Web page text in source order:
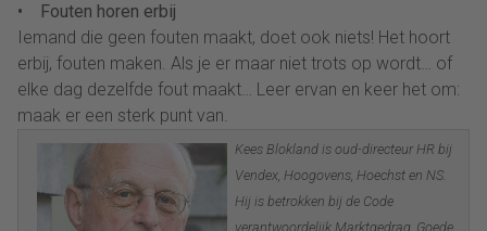
• Fouten horen erbij
Iemand die geen fouten maakt, doet ook niets! Het hoort
erbij, fouten maken. Als je er maar niet trots op wordt… of
elke dag dezelfde fout maakt… Leer ervan en keer het om:
maak er een sterk punt van.
Kees Blokland is oud-directeur HR bij
Vendex, Hoogovens, Hoechst en NS.
Hij is betrokken bij de Code
verantwoordelijk Marktgedrag, Goede